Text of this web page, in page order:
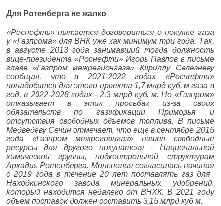
Для Ротенберга не жалко
«Роснефть» пытается договориться о покупке газа
у «Газпрома» для ВНК уже как минимум три года. Так,
в августе 2013 года занимавший тогда должность
вице-президента «Роснефти» Игорь Павлов в письме
главе «Газпром межрегионгаза» Кириллу Селезневу
сообщал, что в 2021-2022 годах «Роснефти»
понадобится для этого проекта 1,7 млрд куб. м газа в
год, в 2022-2028 годах - 2,3 млрд куб. м​. Но «Газпром»
отказывает в этих просьбах из-за своих
обязательств по газификации Приморья и
отсутствия свободных объемов топлива. В письме
Медведеву Сечин отмечает, что еще в сентябре 2015
года «Газпром межрегионгаз» нашел свободные
ресурсы для другого покупателя - Национальной
химической группы, подконтрольной структурам
Аркадия Ротенберга. Монополия согласилась начиная
с 2019 года в течение 20 лет поставлять газ для ​
Находкинского завода минеральных удобрений,
который находится недалеко от ВНХК. В 2021 году
объем поставок должен составить 3,15 млрд куб м.